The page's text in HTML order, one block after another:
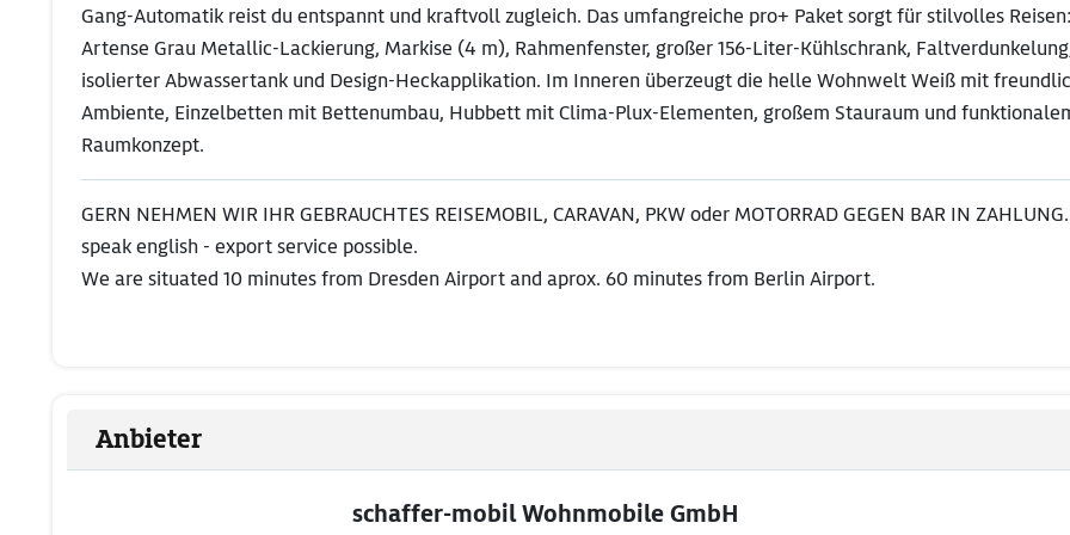
Gang-Automatik reist du entspannt und kraftvoll zugleich. Das umfangreiche pro+ Paket sorgt für stilvolles Reisen:
Artense Grau Metallic-Lackierung, Markise (4 m), Rahmenfenster, großer 156-Liter-Kühlschrank,
isolierter Abwassertank und Design-Heckapplikation. Im Inneren überzeugt die helle Wohnwelt Weiß mit
Ambiente, Einzelbetten mit Bettenumbau, Hubbett mit Clima-Plux-Elementen, großem Stauraum und
Raumkonzept.
GERN NEHMEN WIR IHR GEBRAUCHTES REISEMOBIL, CARAVAN, PKW oder MOTORRAD GEGEN BAR IN
speak english - export service possible.
We are situated 10 minutes from Dresden Airport and aprox. 60 minutes from Berlin Airport.
Anbieter
schaffer-mobil Wohnmobile GmbH